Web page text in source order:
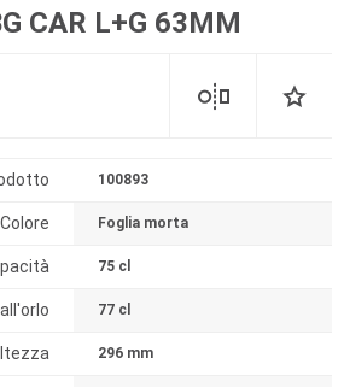
CAR L+G 63MM
100893
Colore Foglia morta
75 cl
77 cl
296 mm